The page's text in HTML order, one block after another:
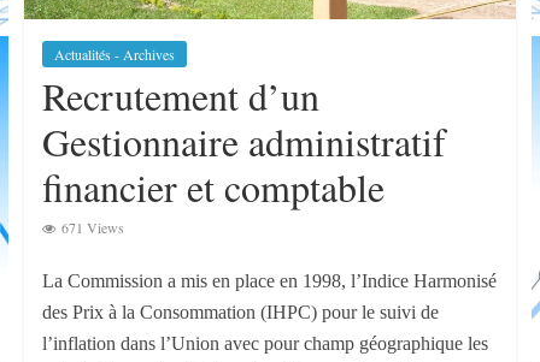
Actualités - Archives
Recrutement d’un
Gestionnaire administratif
financier et comptable
671 Views
La Commission a mis en place en 1998, l’Indice Harmonisé
des Prix à la Consommation (IHPC) pour le suivi de
l’inflation dans l’Union avec pour champ géographique les